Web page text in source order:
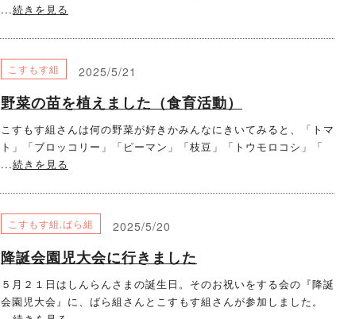
...続きを見る
こすもす組 2025/5/21
野菜の苗を植えました（食育活動）
こすもす組さんは何の野菜が好きかみんなにきいてみると、「トマ
ト」「ブロッコリー」「ピーマン」「枝豆」「トウモロコシ」「
...続きを見る
こすもす組,ばら組 2025/5/20
降誕会園児大会に行きました
５月２１日はしんらんさまの誕生日。そのお祝いをする会の『降誕
会園児大会』に、ばら組さんとこすもす組さんが参加しました。